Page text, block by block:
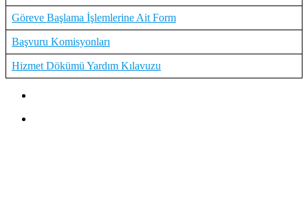
Göreve Başlama İşlemlerine Ait Form
Başvuru Komisyonları
Hizmet Dökümü Yardım Kılavuzu